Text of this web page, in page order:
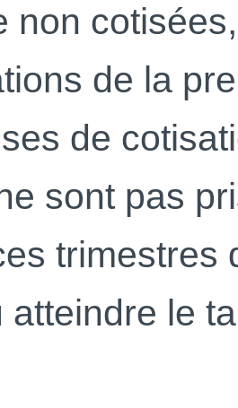
non
de la
de
sont pas
trimestres
atteindre le